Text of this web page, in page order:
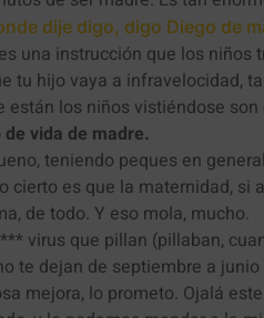
dije digo, digo Diego de
una instrucción que los niños
tu hijo vaya a infravelocidad,
los niños vistiéndose
vida de madre.
teniendo peques en
cierto es que la maternidad, si
de todo. Y eso mola, mucho.
virus que pillan (pillaban,
te dejan de septiembre a
mejora, lo prometo. Ojalá